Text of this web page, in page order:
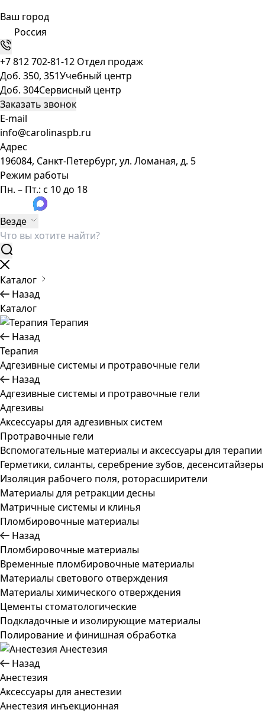
Ваш город
Россия
+7 812 702-81-12 Отдел продаж
Доб. 350, 351Учебный центр
Доб. 304Сервисный центр
Заказать звонок
E-mail
info@carolinaspb.ru
Адрес
196084, Санкт-Петербург, ул. Ломаная, д. 5
Режим работы
Пн. – Пт.: с 10 до 18
Везде
Каталог
Назад
Каталог
Терапия
Назад
Терапия
Адгезивные системы и протравочные гели
Назад
Адгезивные системы и протравочные гели
Адгезивы
Аксессуары для адгезивных систем
Протравочные гели
Вспомогательные материалы и аксессуары для терапии
Герметики, силанты, серебрение зубов, десенситайзеры
Изоляция рабочего поля, роторасширители
Материалы для ретракции десны
Матричные системы и клинья
Пломбировочные материалы
Назад
Пломбировочные материалы
Временные пломбировочные материалы
Материалы светового отверждения
Материалы химического отверждения
Цементы стоматологические
Подкладочные и изолирующие материалы
Полирование и финишная обработка
Анестезия
Назад
Анестезия
Аксессуары для анестезии
Анестезия инъекционная